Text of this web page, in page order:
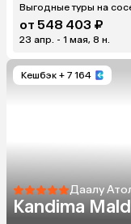
Выгодные туры на
от 548 403 ₽
23 апр. - 1 мая, 8 н.
Кешбэк + 7 164
Даалу
Kandima